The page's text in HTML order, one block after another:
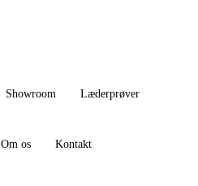
Showroom Læderprøver
Om os Kontakt